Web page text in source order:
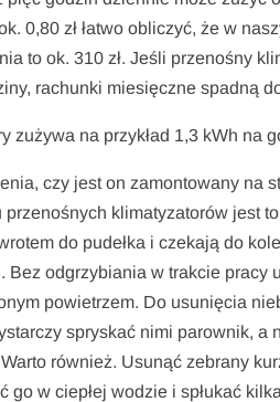
0,80 zł łatwo obliczyć, że w
to ok. 310 zł. Jeśli przenośny
rachunki miesięczne spadną
zużywa na przykład 1,3 kWh na
czy jest on zamontowany na
klimatyzatorów jest
do pudełka i czekają do
odgrzybiania w trakcie pracy
powietrzem. Do usunięcia
spryskać nimi parownik, a
również. Usunąć zebrany
w ciepłej wodzie i spłukać